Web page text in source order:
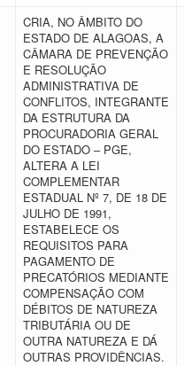
CRIA, NO ÂMBITO DO
ESTADO DE ALAGOAS, A
CÂMARA DE PREVENÇÃO
E RESOLUÇÃO
ADMINISTRATIVA DE
CONFLITOS, INTEGRANTE
DA ESTRUTURA DA
PROCURADORIA GERAL
DO ESTADO – PGE,
ALTERA A LEI
COMPLEMENTAR
ESTADUAL Nº 7, DE 18 DE
JULHO DE 1991,
ESTABELECE OS
REQUISITOS PARA
PAGAMENTO DE
PRECATÓRIOS MEDIANTE
COMPENSAÇÃO COM
DÉBITOS DE NATUREZA
TRIBUTÁRIA OU DE
OUTRA NATUREZA E DÁ
OUTRAS PROVIDÊNCIAS.